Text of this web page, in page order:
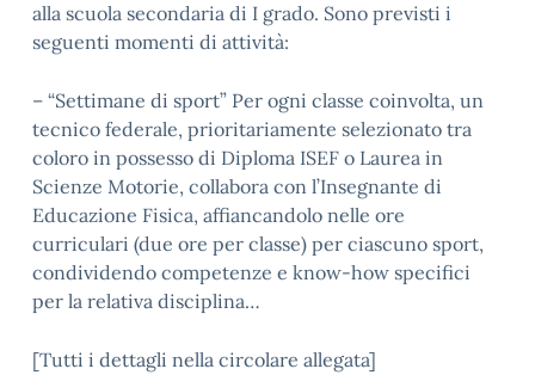
alla scuola secondaria di I grado. Sono previsti i
seguenti momenti di attività:
– “Settimane di sport” Per ogni classe coinvolta, un
tecnico federale, prioritariamente selezionato tra
coloro in possesso di Diploma ISEF o Laurea in
Scienze Motorie, collabora con l’Insegnante di
Educazione Fisica, affiancandolo nelle ore
curriculari (due ore per classe) per ciascuno sport,
condividendo competenze e know-how specifici
per la relativa disciplina…
[Tutti i dettagli nella circolare allegata]